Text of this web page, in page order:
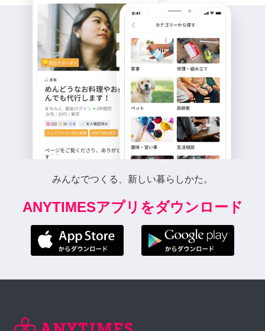
みんなでつくる、新しい暮らしかた。
ANYTIMESアプリをダウンロード